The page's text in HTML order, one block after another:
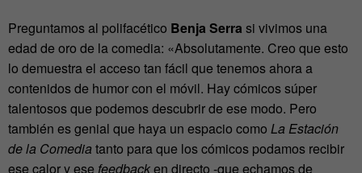
Preguntamos al polifacético Benja Serra si vivimos una
edad de oro de la comedia: «Absolutamente. Creo que esto
lo demuestra el acceso tan fácil que tenemos ahora a
contenidos de humor con el móvil. Hay cómicos súper
talentosos que podemos descubrir de ese modo. Pero
también es genial que haya un espacio como La Estación
de la Comedia tanto para que los cómicos podamos recibir
ese calor y ese feedbacken directo -que echamos de